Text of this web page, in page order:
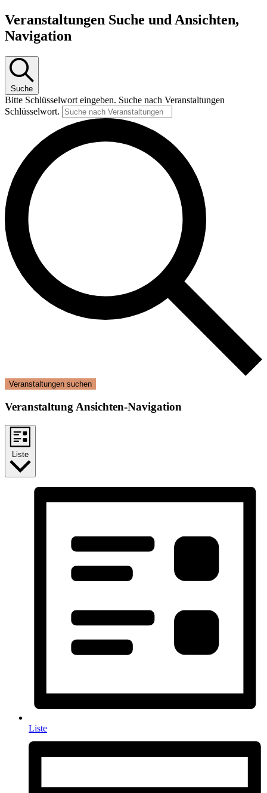
Veranstaltungen Suche und Ansichten,
Navigation
Suche
Bitte Schlüsselwort eingeben. Suche nach Veranstaltungen
Schlüsselwort.
Veranstaltungen suchen
Veranstaltung Ansichten-Navigation
Liste
Liste